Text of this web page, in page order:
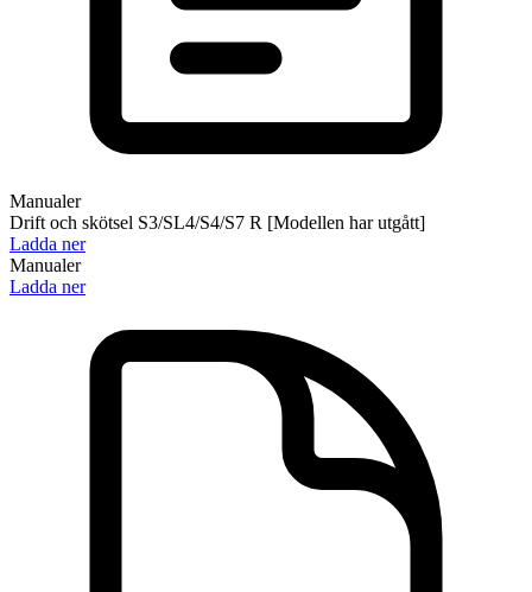
Manualer
Drift och skötsel S3/SL4/S4/S7 R [Modellen har utgått]
Ladda ner
Manualer
Ladda ner